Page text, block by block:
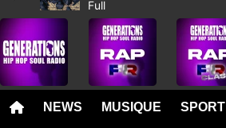
NEWS MUSIQUE SPORT
Full